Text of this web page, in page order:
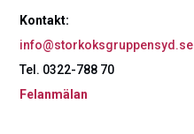
Kontakt:
info@storkoksgruppensyd.se
Tel. 0322-788 70
Felanmälan